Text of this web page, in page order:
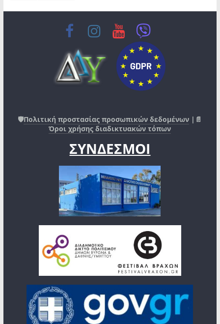
🛡️Πολιτική προστασίας προσωπικών δεδομένων |📄
Όροι χρήσης διαδικτυακών τόπων
ΣΥΝΔΕΣΜΟΙ